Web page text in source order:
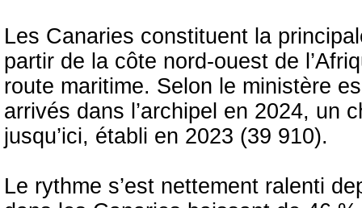
Les Canaries constituent la
partir de la côte nord-ouest de
route maritime. Selon le ministère
arrivés dans l’archipel en 2024, un
jusqu’ici, établi en 2023 (39 910).
Le rythme s’est nettement ralenti